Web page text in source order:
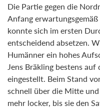
Die Partie gegen die
Anfang
konnte sich im ersten
entscheidend absetzen.
Humänner ein hohes
Jens Bräkling bestens auf
eingestellt. Beim Stand
schnell über die Mitte
mehr locker, bis sie den